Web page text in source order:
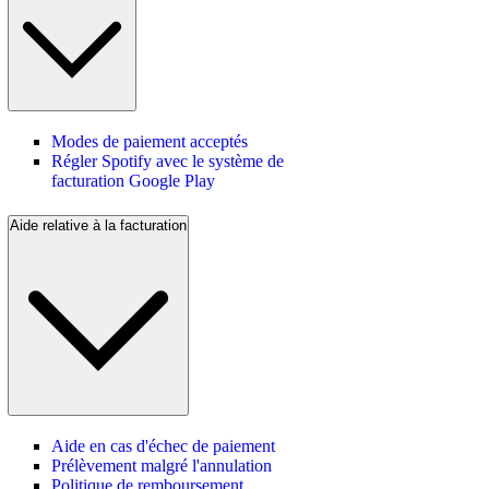
Modes de paiement acceptés
Régler Spotify avec le système de
facturation Google Play
Aide relative à la facturation
Aide en cas d'échec de paiement
Prélèvement malgré l'annulation
Politique de remboursement